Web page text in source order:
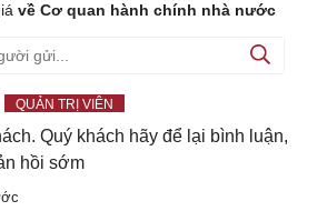
về Cơ quan hành chính nhà nước
QUẢN TRỊ VIÊN
Quý khách hãy để lại bình luận,
hồi sớm